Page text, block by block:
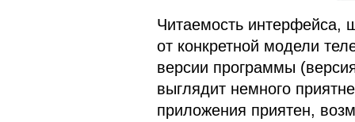
Читаемость интерфейса,
от конкретной модели
версии программы
выглядит немного
приложения приятен,